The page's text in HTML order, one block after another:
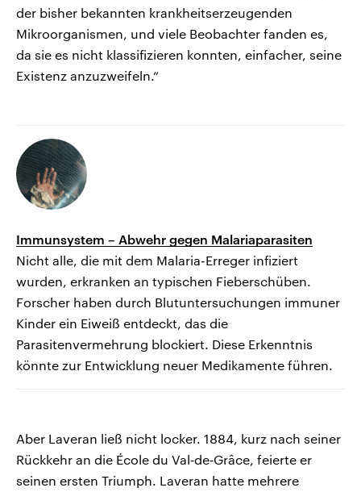
der bisher bekannten krankheitserzeugenden
Mikroorganismen, und viele Beobachter fanden es,
da sie es nicht klassifizieren konnten, einfacher, seine
Existenz anzuzweifeln.“
Immunsystem – Abwehr gegen Malariaparasiten
Nicht alle, die mit dem Malaria-Erreger infiziert
wurden, erkranken an typischen Fieberschüben.
Forscher haben durch Blutuntersuchungen immuner
Kinder ein Eiweiß entdeckt, das die
Parasitenvermehrung blockiert. Diese Erkenntnis
könnte zur Entwicklung neuer Medikamente führen.
Aber Laveran ließ nicht locker. 1884, kurz nach seiner
Rückkehr an die École du Val‑de‑Grâce, feierte er
seinen ersten Triumph. Laveran hatte mehrere